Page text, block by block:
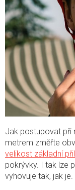
Jak postupovat při
metrem změřte
velikost základní
pokrývky. I tak lze
vyhovuje tak, jak je.